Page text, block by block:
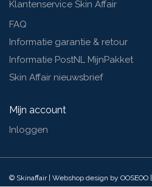
Klantenservice Skin Affair
FAQ
Informatie garantie & retour
Informatie PostNL MijnPakket
Skin Affair nieuwsbrief
Mijn account
Inloggen
© Skinaffair | Webshop design by OOSEOO